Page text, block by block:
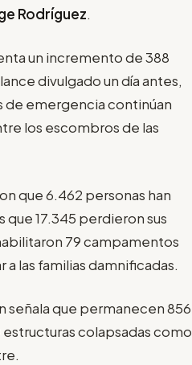
Rodríguez.
un incremento de 388
divulgado un día antes,
de emergencia continúan
los escombros de las
que 6.462 personas han
17.345 perdieron sus
79 campamentos
las familias damnificadas.
señala que permanecen 856
colapsadas como